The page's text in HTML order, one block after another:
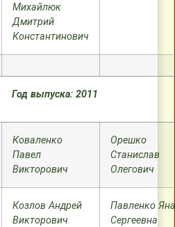
Михайлюк
Дмитрий
Константинович
Год выпуска: 2011
Коваленко
Павел
Викторович
Орешко
Станислав
Олегович
Козлов Андрей
Викторович
Павленко Яна
Сергеевна